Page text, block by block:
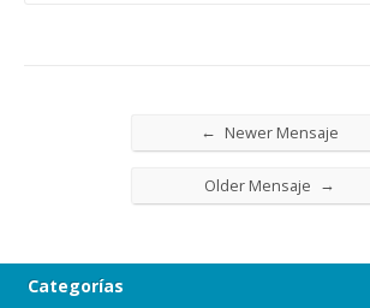
← Newer Mensaje
Older Mensaje →
Categorías